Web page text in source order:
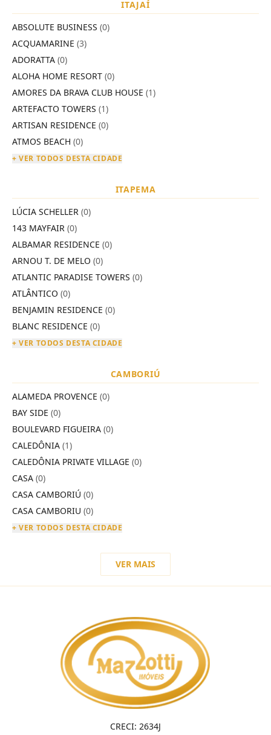
ITAJAÍ
ABSOLUTE BUSINESS (0)
ACQUAMARINE (3)
ADORATTA (0)
ALOHA HOME RESORT (0)
AMORES DA BRAVA CLUB HOUSE (1)
ARTEFACTO TOWERS (1)
ARTISAN RESIDENCE (0)
ATMOS BEACH (0)
+ VER TODOS DESTA CIDADE
ITAPEMA
LÚCIA SCHELLER (0)
143 MAYFAIR (0)
ALBAMAR RESIDENCE (0)
ARNOU T. DE MELO (0)
ATLANTIC PARADISE TOWERS (0)
ATLÂNTICO (0)
BENJAMIN RESIDENCE (0)
BLANC RESIDENCE (0)
+ VER TODOS DESTA CIDADE
CAMBORIÚ
ALAMEDA PROVENCE (0)
BAY SIDE (0)
BOULEVARD FIGUEIRA (0)
CALEDÔNIA (1)
CALEDÔNIA PRIVATE VILLAGE (0)
CASA (0)
CASA CAMBORIÚ (0)
CASA CAMBORIU (0)
+ VER TODOS DESTA CIDADE
VER MAIS
CRECI: 2634J